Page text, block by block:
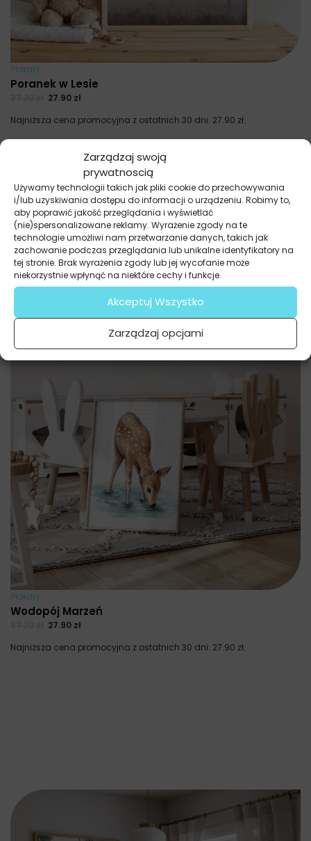
Zarządzaj swoją
prywatnoscią
Używamy technologii takich jak pliki cookie do przechowywania
i/lub uzyskiwania dostępu do informacji o urządzeniu. Robimy to,
aby poprawić jakość przeglądania i wyświetlać
(nie)spersonalizowane reklamy. Wyrażenie zgody na te
technologie umożliwi nam przetwarzanie danych, takich jak
zachowanie podczas przeglądania lub unikalne identyfikatory na
tej stronie. Brak wyrażenia zgody lub jej wycofanie może
niekorzystnie wpłynąć na niektóre cechy i funkcje.
Akceptuj Wszystko
Zarządzaj opcjami
Plakaty
Poranek w Lesie
27.90 zł
Najniższa cena promocyjna z ostatnich 30 dni: 27.90 zł.
Plakaty
Wodopój Marzeń
27.90 zł
Najniższa cena promocyjna z ostatnich 30 dni: 27.90 zł.